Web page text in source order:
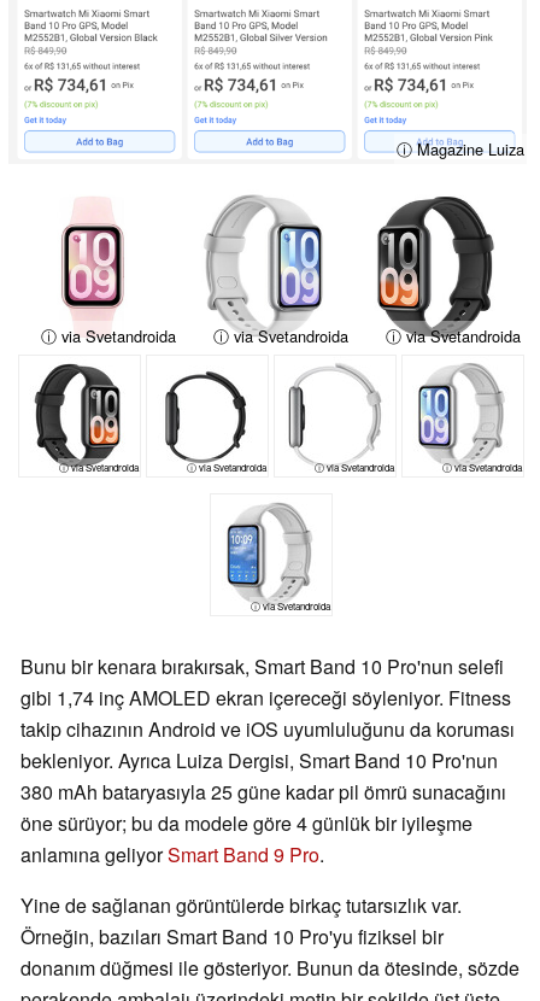
ⓘ Magazine Luiza
ⓘ via Svetandroida ⓘ via Svetandroida ⓘ via Svetandroida
ⓘ via Svetandroida ⓘ via Svetandroida ⓘ via Svetandroida ⓘ via Svetandroida
ⓘ via Svetandroida
Bunu bir kenara bırakırsak, Smart Band 10 Pro'nun selefi
gibi 1,74 inç AMOLED ekran içereceği söyleniyor. Fitness
takip cihazının Android ve iOS uyumluluğunu da koruması
bekleniyor. Ayrıca Luiza Dergisi, Smart Band 10 Pro'nun
380 mAh bataryasıyla 25 güne kadar pil ömrü sunacağını
öne sürüyor; bu da modele göre 4 günlük bir iyileşme
anlamına geliyorSmart Band 9 Pro.
Yine de sağlanan görüntülerde birkaç tutarsızlık var.
Örneğin, bazıları Smart Band 10 Pro'yu fiziksel bir
donanım düğmesi ile gösteriyor. Bunun da ötesinde, sözde